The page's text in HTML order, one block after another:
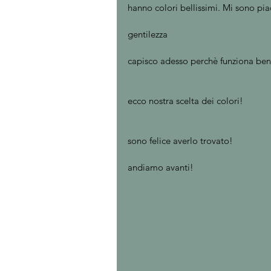
hanno colori bellissimi. Mi sono
gentilezza
capisco adesso perchè funziona
ecco nostra scelta dei colori!
sono felice averlo trovato!
andiamo avanti!